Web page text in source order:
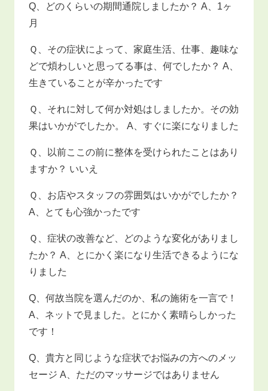
Q、どのくらいの期間通院しましたか？ A、1ヶ
月
Ｑ、その症状によって、家庭生活、仕事、趣味な
どで煩わしいと思ってる事は、何でしたか？ A、
生きていることが辛かったです
Ｑ、それに対して何か対処はしましたか。その効
果はいかがでしたか。 A、すぐに楽になりました
Ｑ、以前ここの前に整体を受けられたことはあり
ますか？ いいえ
Ｑ、お店やスタッフの雰囲気はいかがでしたか？
A、とても心強かったです
Ｑ、症状の改善など、どのような変化がありまし
たか？ A、とにかく楽になり生活できるようにな
りました
Q、何故当院を選んだのか、私の施術を一言で！
A、ネットで見ました。とにかく素晴らしかった
です！
Q、貴方と同じような症状でお悩みの方へのメッ
セージ A、ただのマッサージではありません